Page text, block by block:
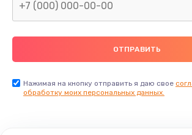
2600 руб.
Замена видеочипа
Нажимая на кнопку отправить я даю свое
обработку моих персональных данных.